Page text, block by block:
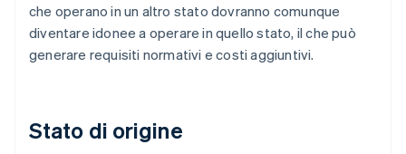
che operano in un altro stato dovranno comunque
diventare idonee a operare in quello stato, il che può
generare requisiti normativi e costi aggiuntivi.
Stato di origine